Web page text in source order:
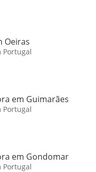
Oeiras
Portugal
em Guimarães
Portugal
em Gondomar
Portugal